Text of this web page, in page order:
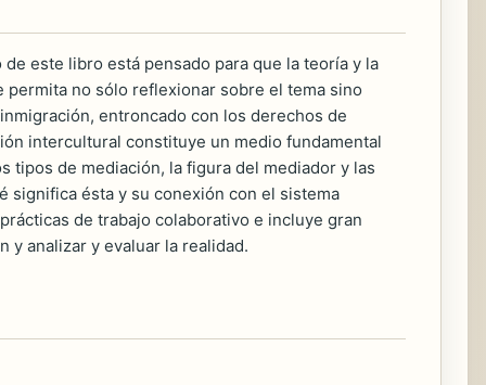
este libro está pensado para que la teoría y la
no sólo reflexionar sobre el tema sino
entroncado con los derechos de
intercultural constituye un medio fundamental
tipos de mediación, la figura del mediador y las
significa ésta y su conexión con el sistema
de trabajo colaborativo e incluye gran
y analizar y evaluar la realidad.